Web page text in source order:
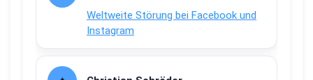
Weltweite Störung bei Facebook und
Instagram